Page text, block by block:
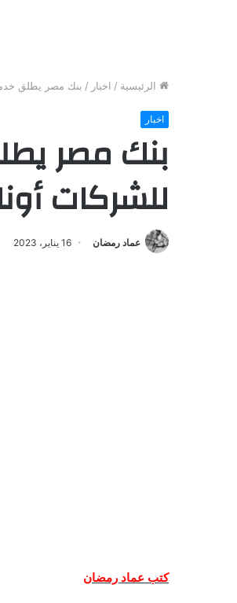
الرئيسية / اخبار / بنك مصر يطلق خدمة
اخبار
بنك مصر
للشركات
عماد رمضان 16 يناير، 2023
كتب عماد رمضان